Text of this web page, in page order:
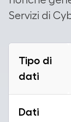
Servizi di
Tipo di
dati
Dati